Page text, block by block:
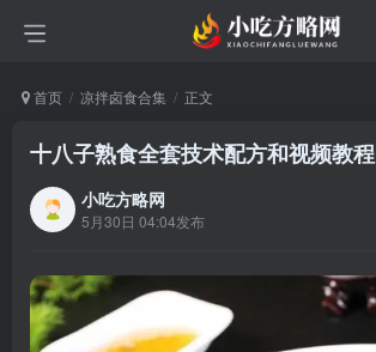
首页 凉拌卤食合集 正文
十八子熟食全套技术配方和视频教程
小吃方略网
5月30日 04:04发布